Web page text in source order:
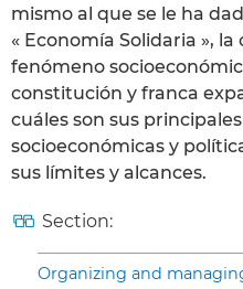
mismo al que se le ha
« Economía Solidaria »,
fenómeno
constitución y franca
cuáles son sus
socioeconómicas y
sus límites y alcances.
Section:
Organizing and